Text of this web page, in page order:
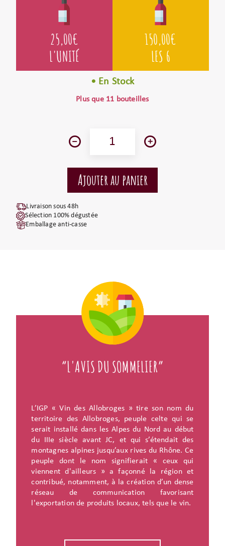
25,00€
L'UNITÉ
150,00€
LES 6
• En Stock
Plus que 11 bouteilles
Livraison sous 48h
Sélection 100% dégustée
Emballage anti-casse
“L'AVIS DU SOMMELIER”
L’IGP « Vin des Allobroges » tire son nom du
territoire des Allobroges, peuple celte qui se
serait installé dans les Alpes du Nord au début
du IIIe siècle avant JC, et qui s’étendait des
montagnes alpines jusqu’aux rives du Rhône. Ce
peuple dont le nom signifierait « ceux qui
viennent d'ailleurs » a façonné la région et
contribué, notamment, à la création d’un dense
réseau de communication favorisant
l'exportation de produits locaux, tels que le vin.